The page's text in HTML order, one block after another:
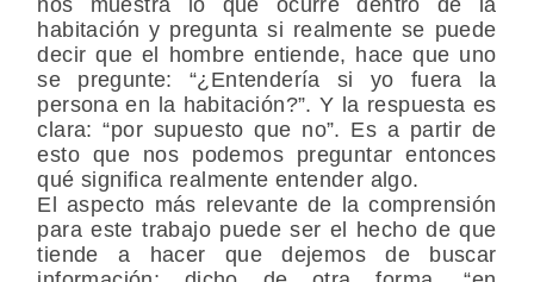
nos muestra lo que ocurre dentro de la
habitación y pregunta si realmente se puede
decir que el hombre entiende, hace que uno
se pregunte: “¿Entendería si yo fuera la
persona en la habitación?”. Y la respuesta es
clara: “por supuesto que no”. Es a partir de
esto que nos podemos preguntar entonces
qué significa realmente entender algo.
El aspecto más relevante de la comprensión
para este trabajo puede ser el hecho de que
tiende a hacer que dejemos de buscar